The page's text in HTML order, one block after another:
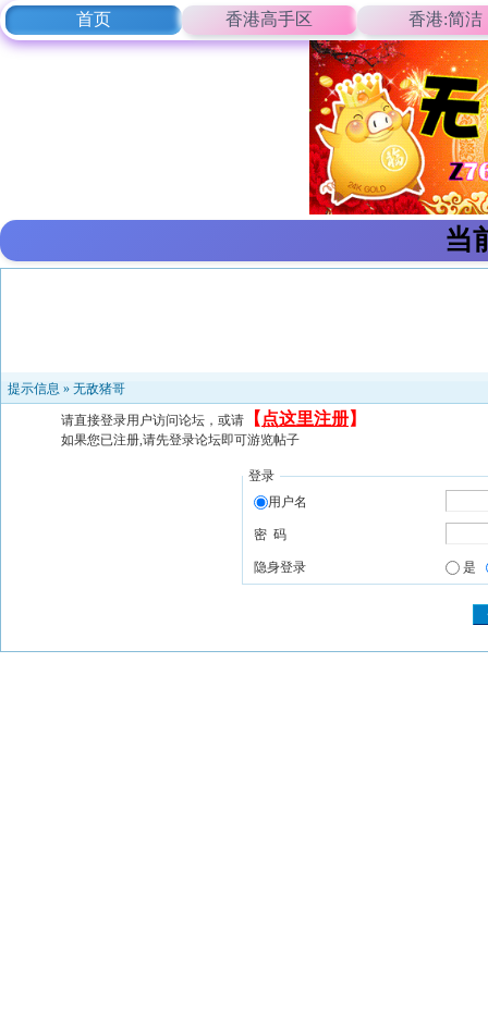
首页 香港高手区 香港:简洁
当
提示信息 » 无敌猪哥
请直接登录用户访问论坛，或请 【 点这里注册】
如果您已注册,请先登录论坛即可游览帖子
登录
用户名
密 码
隐身登录 是